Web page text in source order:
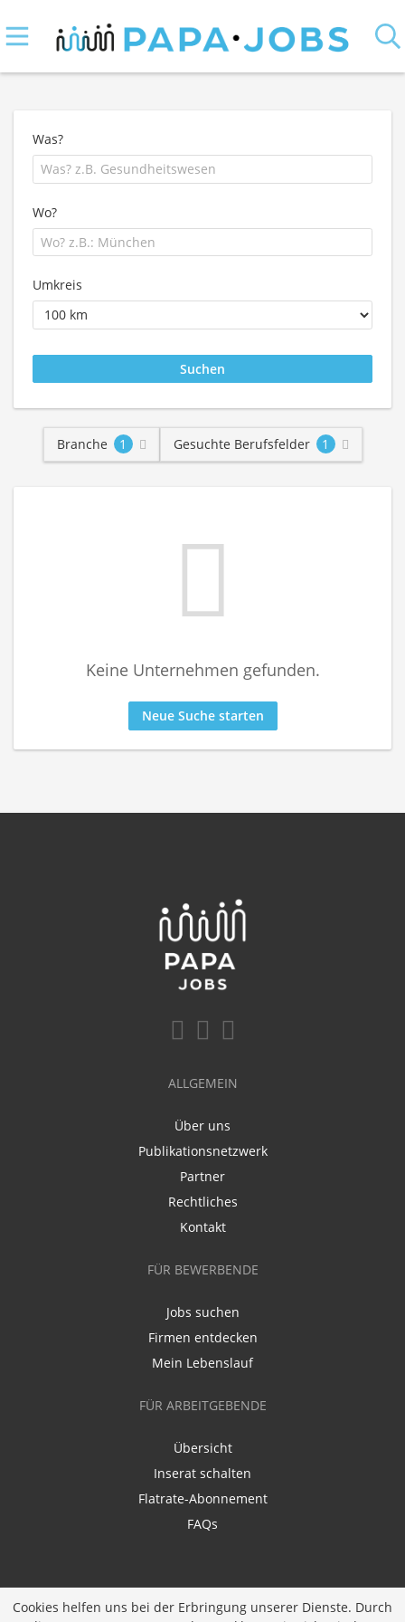
Was?
Wo?
Umkreis
Branche 1 Gesuchte Berufsfelder 1
Keine Unternehmen gefunden.
Neue Suche starten
ALLGEMEIN
Über uns
Publikationsnetzwerk
Partner
Rechtliches
Kontakt
FÜR BEWERBENDE
Jobs suchen
Firmen entdecken
Mein Lebenslauf
FÜR ARBEITGEBENDE
Übersicht
Inserat schalten
Flatrate-Abonnement
FAQs
Cookies helfen uns bei der Erbringung unserer Dienste. Durch